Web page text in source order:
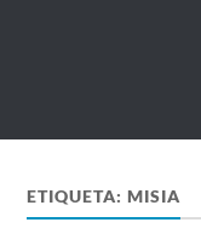
ETIQUETA:MISIA